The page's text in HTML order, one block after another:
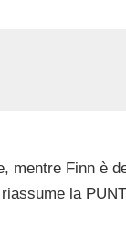
mentre Finn è
la